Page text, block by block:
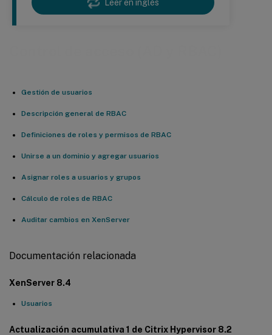
Leer en inglés
Gestión de usuarios
Descripción general de RBAC
Definiciones de roles y permisos de RBAC
Unirse a un dominio y agregar usuarios
Asignar roles a usuarios y grupos
Cálculo de roles de RBAC
Auditar cambios en XenServer
Documentación relacionada
XenServer 8.4
Usuarios
Actualización acumulativa 1 de Citrix Hypervisor 8.2